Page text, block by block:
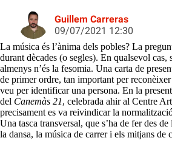
Guillem Carreras
09/07/2021 12:30
La música és l’ànima dels pobles? La
durant dècades (o segles). En qualsevol
almenys n’és la fesomia. Una carta de
de primer ordre, tan important per
veu per identificar una persona. En la
del Canemàs 21, celebrada ahir al Centre
precisament es va reivindicar la
Una tasca transversal, que s’ha de fer des
la dansa, la música de carrer i els mitjans de